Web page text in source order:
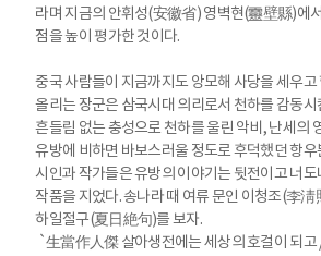
라며 지금의 안휘성(安徽省) 영벽현(靈壁縣)에
점을 높이 평가한 것이다.
중국 사람들이 지금까지도 앙모해 사당을 세우고
올리는 장군은 삼국시대 의리로서 천하를 감동시
흔들림 없는 충성으로 천하를 울린 악비, 난세의
유방에 비하면 바보스러울 정도로 후덕했던 항우
시인과 작가들은 유방의 이야기는 뒷전이고 너
작품을 지었다. 송나라 때 여류 문인 이청조(李
하일절구(夏日絶句)를 보자.
`生當作人傑 살아생전에는 세상의 호걸이 되